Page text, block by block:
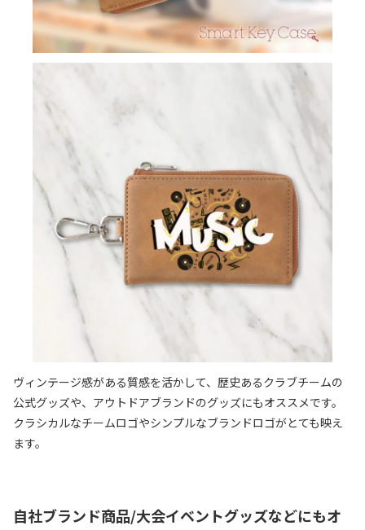
ヴィンテージ感がある質感を活かして、歴史あるクラブチームの
公式グッズや、アウトドアブランドのグッズにもオススメです。
クラシカルなチームロゴやシンプルなブランドロゴがとても映え
ます。
自社ブランド商品/大会イベントグッズなどにもオ